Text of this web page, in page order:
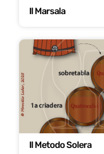
Il Marsala
Il Metodo Solera